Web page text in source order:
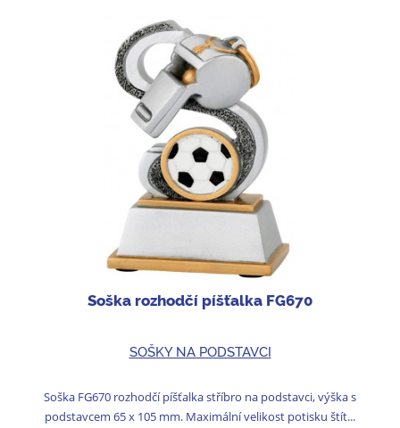
Soška rozhodčí píšťalka FG670
SOŠKY NA PODSTAVCI
Soška FG670 rozhodčí píšťalka stříbro na podstavci, výška s
podstavcem 65 x 105 mm. Maximální velikost potisku štít...